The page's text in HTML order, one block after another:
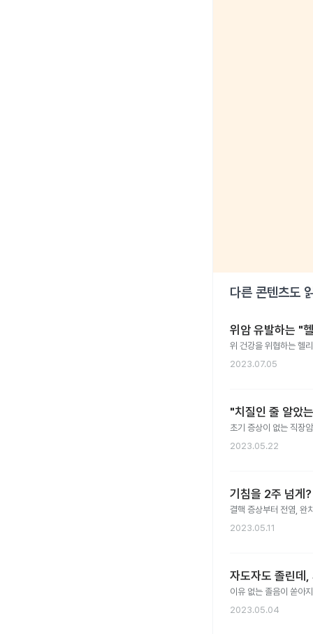
다른 콘텐츠도
위암 유발하는 "
위 건강을 위협하는 헬
2023.07.05
"치질인 줄 알았
초기 증상이 없는 직장
2023.05.22
기침을 2주 넘게
결핵 증상부터 전염, 완
2023.05.11
자도자도 졸린데
이유 없는 졸음이 쏟아
2023.05.04